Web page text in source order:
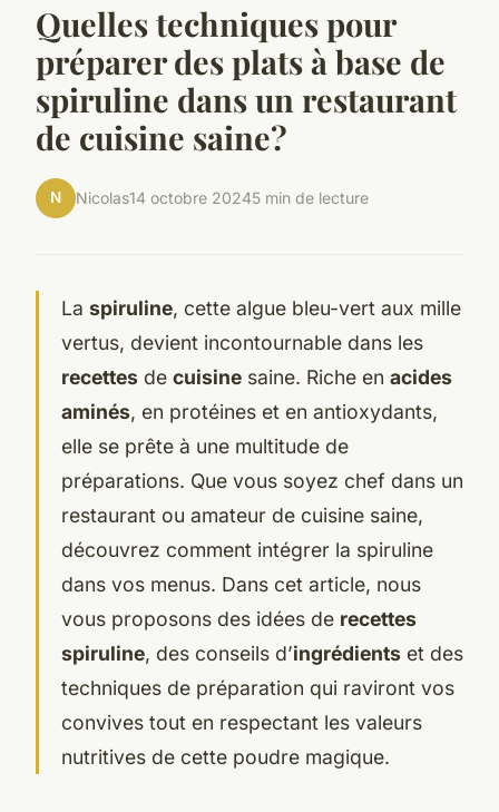
Quelles techniques pour
préparer des plats à base de
spiruline dans un restaurant
de cuisine saine?
N Nicolas14 octobre 20245 min de lecture
La spiruline, cette algue bleu-vert aux mille
vertus, devient incontournable dans les
recettes de cuisine saine. Riche en acides
aminés, en protéines et en antioxydants,
elle se prête à une multitude de
préparations. Que vous soyez chef dans un
restaurant ou amateur de cuisine saine,
découvrez comment intégrer la spiruline
dans vos menus. Dans cet article, nous
vous proposons des idées de recettes
spiruline, des conseils d’ingrédients et des
techniques de préparation qui raviront vos
convives tout en respectant les valeurs
nutritives de cette poudre magique.